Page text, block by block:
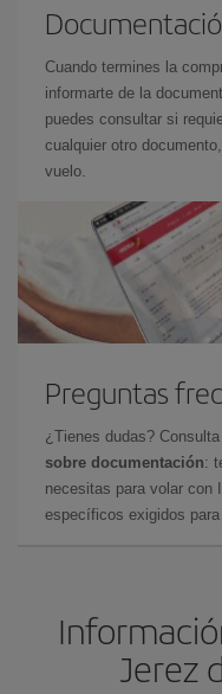
Cuando termines la
informarte de la
puedes consultar si
cualquier otro
vuelo.
Preguntas
¿Tienes dudas?
sobre documentación:
necesitas para volar con
específicos exigidos
Jerez